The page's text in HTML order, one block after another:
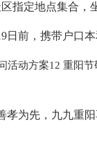
指定地点集合，
日前，携带户口
孝为先，九九重
活动方案12 重阳节